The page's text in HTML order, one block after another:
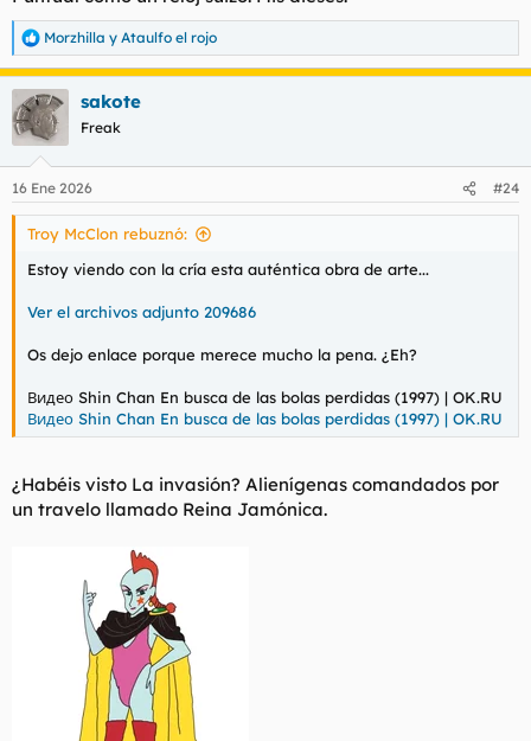
R
e
a
c
c
i
e
s
Morzhilla y Ataulfo el rojo
sakote
Freak
16 Ene 2026 #24
Troy McClon rebuznó:
Estoy viendo con la cría esta auténtica obra de arte...
Ver el archivos adjunto 209686
Os dejo enlace porque merece mucho la pena. ¿Eh?
Видео Shin Chan En busca de las bolas perdidas (1997) | OK.RU
Видео Shin Chan En busca de las bolas perdidas (1997) | OK.RU
¿Habéis visto La invasión? Alienígenas comandados por
un travelo llamado Reina Jamónica.